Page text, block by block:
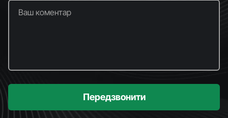
Ваш коментар
Передзвонити